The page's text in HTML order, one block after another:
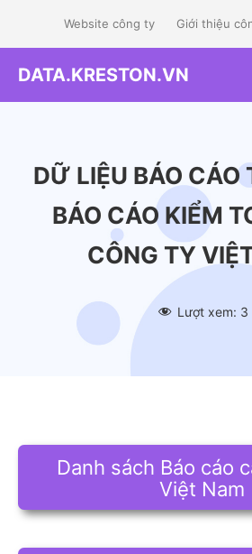
content
Website công ty Giới thiệu
DATA.KRESTON.VN
DỮ LIỆU BÁO CÁO
BÁO CÁO KIỂM
CÔNG TY
Lượt xem: 3
Danh sách Báo cáo
Việt Nam